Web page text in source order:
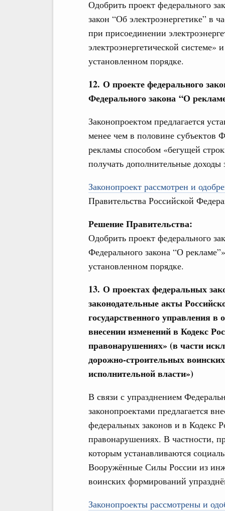
Одобрить проект федерального
закон “Об электроэнергетике” в
при присоединении
электроэнергетической
установленном порядке.
12. О проекте федерального
Федерального закона “О
Законопроектом предлагается
менее чем в половине субъектов
рекламы способом «бегущей
получать дополнительные
Законопроект рассмотрен и
Правительства Российской
Решение Правительства:
Одобрить проект федерального
Федерального закона “О
установленном порядке.
13. О проектах федеральных
законодательные акты
государственного управления в
внесении изменений в Кодекс
правонарушениях» (в части
дорожно-строительных
исполнительной власти»)
В связи с упразднением
законопроектами предлагается
федеральных законов и в Кодекс
правонарушениях. В частности,
которым устанавливаются
Вооружённые Силы России из
воинских формирований
Законопроекты рассмотрены и